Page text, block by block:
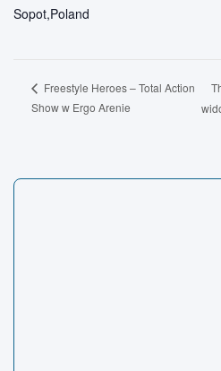
Sopot,Poland
Freestyle Heroes – Total Action
Show w Ergo Arenie